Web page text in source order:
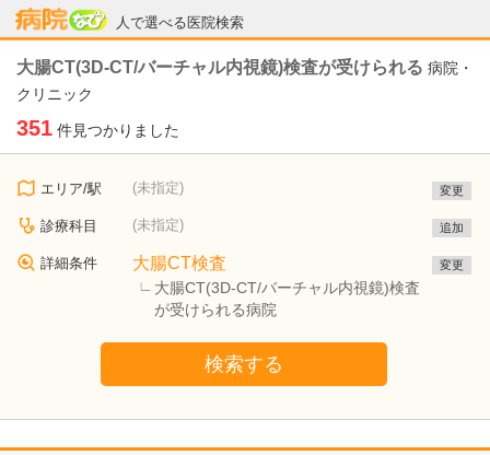
人で選べる医院検索
病院なび
大腸CT(3D-CT/バーチャル内視鏡)検査が受けられる 病院・
クリニック
351 件見つかりました
エリア/駅 (未指定) 変更
診療科目 (未指定) 追加
詳細条件 大腸CT検査
大腸CT(3D-CT/バーチャル内視鏡)検査
が受けられる病院
変更
検索する